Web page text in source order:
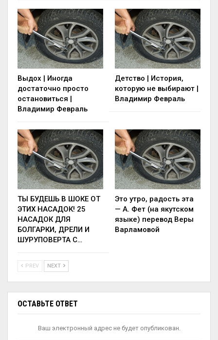
Выдох | Иногда
достаточно просто
остановиться |
Владимир Февраль
Детство | История,
которую не выбирают |
Владимир Февраль
ТЫ БУДЕШЬ В ШОКЕ ОТ
ЭТИХ НАСАДОК! 25
НАСАДОК ДЛЯ
БОЛГАРКИ, ДРЕЛИ И
ШУРУПОВЕРТА С…
Это утро, радость эта
— А. Фет (на якутском
языке) перевод Веры
Варламовой
PREV NEXT
ОСТАВЬТЕ ОТВЕТ
Ваш электронный адрес не будет опубликован.